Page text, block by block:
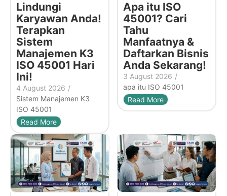
Lindungi
Karyawan Anda!
Terapkan
Sistem
Manajemen K3
ISO 45001 Hari
Ini!
4 August 2026 /
Sistem Manajemen K3
ISO 45001
Read More
Apa itu ISO
45001? Cari
Tahu
Manfaatnya &
Daftarkan Bisnis
Anda Sekarang!
3 August 2026 /
apa itu ISO 45001
Read More